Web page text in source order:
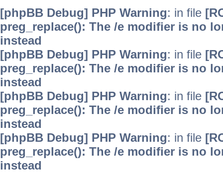
[phpBB Debug] PHP Warning: in file
preg_replace(): The /e modifier is no
instead
[phpBB Debug] PHP Warning: in file
preg_replace(): The /e modifier is no
instead
[phpBB Debug] PHP Warning: in file
preg_replace(): The /e modifier is no
instead
[phpBB Debug] PHP Warning: in file
preg_replace(): The /e modifier is no
instead